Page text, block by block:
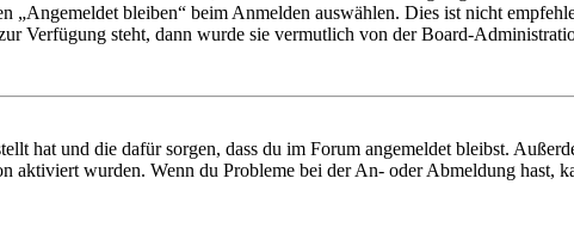
„Angemeldet bleiben“ beim Anmelden auswählen. Dies ist nicht
Verfügung steht, dann wurde sie vermutlich von der Board-
hat und die dafür sorgen, dass du im Forum angemeldet bleibst.
aktiviert wurden. Wenn du Probleme bei der An- oder Abmeldung hast,